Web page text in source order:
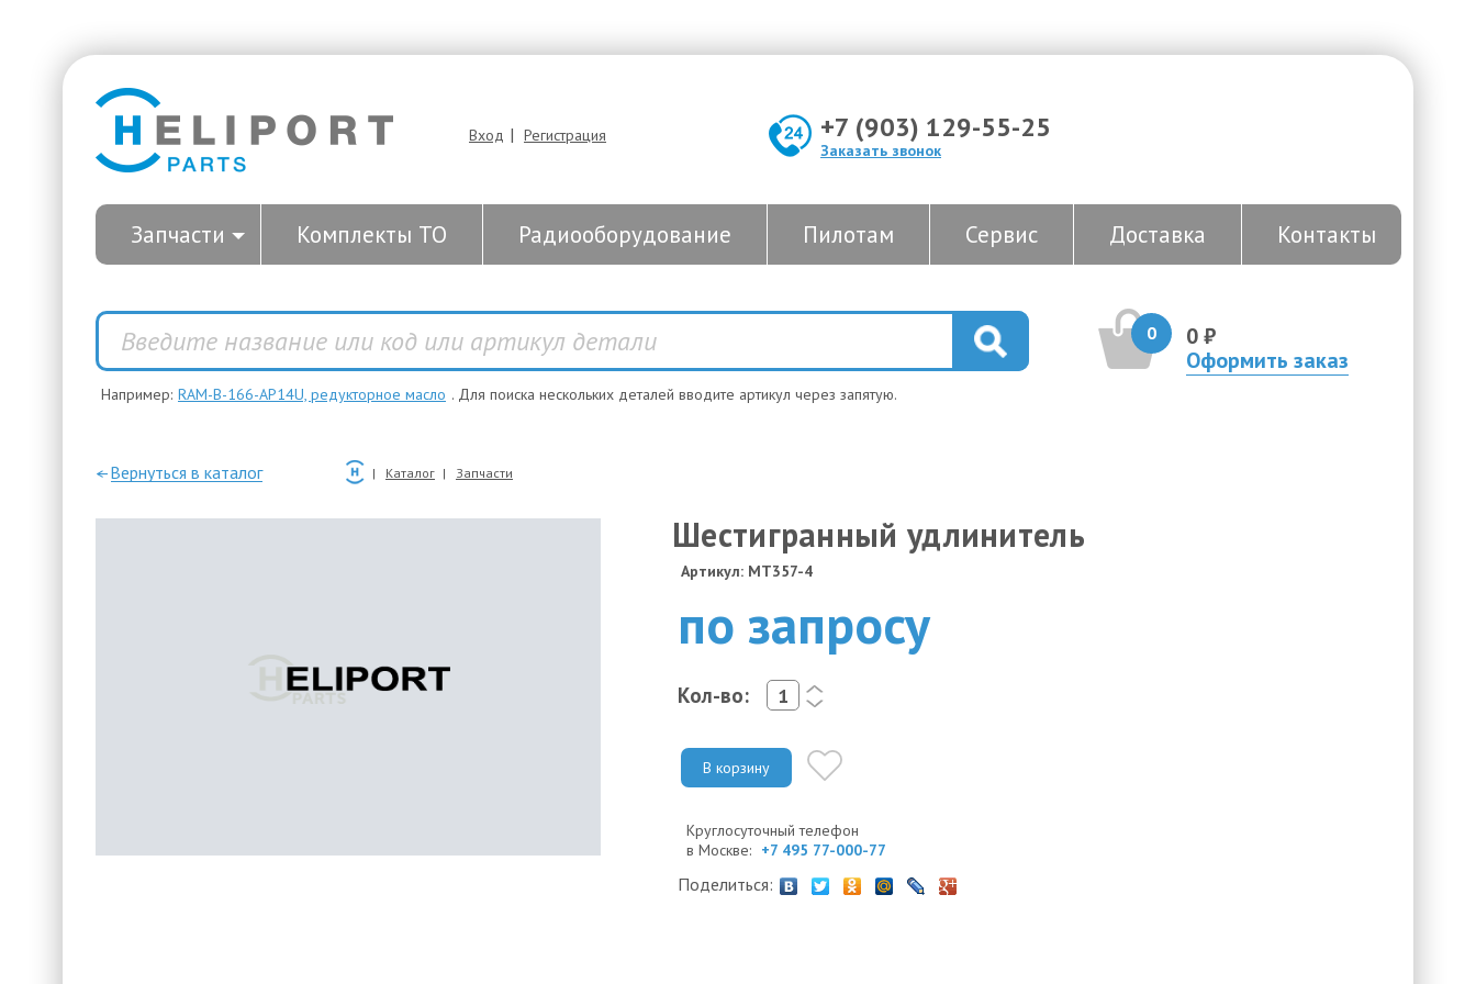
Вход | Регистрация +7 (903) 129-55-25
Заказать звонок
Запчасти Комплекты ТО Радиооборудование Пилотам Сервис Доставка Контакты
0
0 ₽
Оформить заказ
Например: RAM-B-166-AP14U, редукторное масло . Для поиска нескольких деталей вводите артикул через запятую.
—Вернуться в каталог Каталог Запчасти
Шестигранный удлинитель
Артикул: MT357-4
по запросу
Кол-во:
<
>
В корзину
Круглосуточный телефон
в Москве: +7 495 77-000-77
Поделиться: